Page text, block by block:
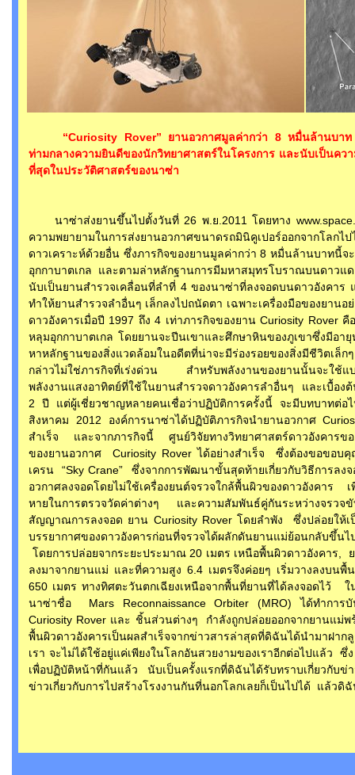
“Curiosity Rover” ยานอวกาศมูลค่ากว่า 8 หมื่นล้านบาท ข
ท่ามกลางความยินดีของนักวิทยาศาสตร์ในโครงการ และนับเป็นคว
ที่สุดในประวัติศาสตร์ของนาซ่า
นาซ่าส่งยานขึ้นไปตั้งวันที่ 26 พ.ย.2011 โดยทาง
ความพยายามในการส่งยานอวกาศขนาดรถมินิคูเปอร์ออกจากโล
ดาวเคราะห์ด้วยอื่น ซึ่งภารกิจของยานมูลค่ากว่า 8 หมื่นล้านบาทนี้
อุกกาบาตเกล และตามล่าหลักฐานการมีมหาสมุทรโบราณบนดาว
นับเป็นยานสำรวจเคลื่อนที่ลำที่ 4 ของนาซ่าที่ลงจอดบนดาวอังคา
ทำให้ยานสำรวจลำอื่นๆ เล็กลงไปถนัดตา เฉพาะเครื่องมือของยาน
ดาวอังคารเมื่อปี 1997 ถึง 4 เท่าภารกิจของยาน Curiosity Rover
หลุมอุกกาบาตเกล โดยยานจะปีนเขาและศึกษาหินของภูเขาซึ่งมีอา
หาหลักฐานของสิ่งแวดล้อมในอดีตที่น่าจะมีร่องรอยของสิ่งมีชีวิตเ
กล่าวไม่ใช่ภารกิจที่เร่งด่วน สำหรับพลังงานของยานนั้นจะใช้แ
พลังงานแสงอาทิตย์ที่ใช้ในยานสำรวจดาวอังคารลำอื่นๆ และเบื้อง
2 ปี แต่ผู้เชี่ยวชาญหลายคนเชื่อว่าปฏิบัติการครั้งนี้ จะมีบทบาทต่
สิงหาคม 2012 องค์การนาซ่าได้ปฏิบัติภารกิจนำยานอวกาศ
สำเร็จ และจากภารกิจนี้ ศูนย์วิจัยทางวิทยาศาสตร์ดาวอังคารขอ
ของยานอวกาศ Curiosity Rover ได้อย่างสำเร็จ ซึ่งต้องขอขอบ
เครน “Sky Crane” ซึ่งจากการพัฒนาขั้นสุดท้ายเกี่ยวกับวิธีการลง
อวกาศลงจอดโดยไม่ใช้เครื่องยนต์จรวจใกล้พื้นผิวของดาวอังคาร เ
หายในการตรวจวัดค่าต่างๆ และความสัมพันธ์คู่กันระหว่างจ
สัญญาณการลงจอด ยาน Curiosity Rover โดยลำพัง ซึ่งปล่อยให้
บรรยากาศของดาวอังคารก่อนที่จรวจได้ผลักดันยานแม่ย้อนกลับขึ้
โดยการปล่อยจากระยะประมาณ 20 เมตร เหนือพื้นผิวดาวอังคาร,
ลงมาจากยานแม่ และที่ความสูง 6.4 เมตรจึงค่อยๆ เริ่มวางลงบ
650 เมตร ทางทิศตะวันตกเฉียงเหนือจากพื้นที่ยานที่ได้ลงจอดไว้
นาซ่าชื่อ Mars Reconnaissance Orbiter (MRO) ได้ทำการบั
Curiosity Rover และ ชิ้นส่วนต่างๆ กำลังถูกปล่อยออกจากยานแม่
พื้นผิวดาวอังคารเป็นผลสำเร็จจากข่าวสารล่าสุดที่ดิฉันได้นำมาฝา
เรา จะไม่ได้ใช้อยู่แค่เพียงในโลกอันสวยงามของเราอีกต่อไปแล้ว ซึ่
เพื่อปฏิบัติหน้าที่กันแล้ว นับเป็นครั้งแรกที่ดิฉันได้รับทราบเกี่ยวกับข่
ข่าวเกี่ยวกับการไปสร้างโรงงานกันที่นอกโลกเลยก็เป็นไปได้ แล้ว